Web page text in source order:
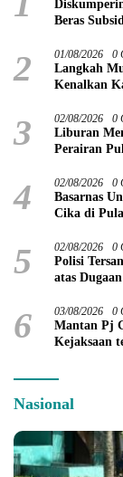
Beras
2 01/08/2026 0
Langkah
Kenalkan
3 02/08/2026 0
Liburan
Perairan
4 02/08/2026 0
Basarnas
Cika di
5 02/08/2026 0
Polisi
atas
6 03/08/2026 0
Mantan Pj
Kejaksaan
Nasional